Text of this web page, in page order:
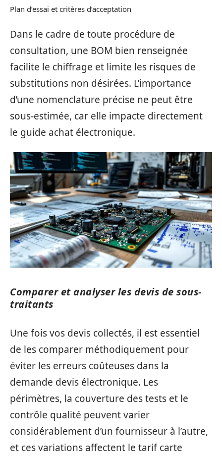
Plan d’essai et critères d’acceptation
Dans le cadre de toute procédure de
consultation, une BOM bien renseignée
facilite le chiffrage et limite les risques de
substitutions non désirées. L’importance
d’une nomenclature précise ne peut être
sous-estimée, car elle impacte directement
le guide achat électronique.
Comparer et analyser les devis de sous-
traitants
Une fois vos devis collectés, il est essentiel
de les comparer méthodiquement pour
éviter les erreurs coûteuses dans la
demande devis électronique. Les
périmètres, la couverture des tests et le
contrôle qualité peuvent varier
considérablement d’un fournisseur à l’autre,
et ces variations affectent le tarif carte